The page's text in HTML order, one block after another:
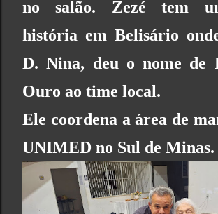
no salão. Zezé tem
história em Belisário
D. Nina, deu o nome de
Ouro ao time local.
Ele coordena a área de
UNIMED no Sul de Minas.